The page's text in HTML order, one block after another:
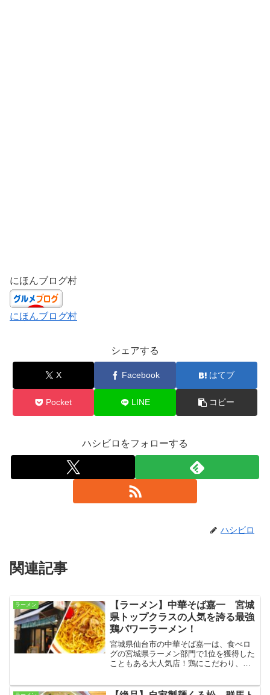
にほんブログ村
にほんブログ村
シェアする
X Facebook はてブ
Pocket LINE コピー
ハシビロをフォローする
ハシビロ
関連記事
ラーメン
【ラーメン】中華そば嘉一 宮城
県トップクラスの人気を誇る最強
鶏パワーラーメン！
宮城県仙台市の中華そば嘉一は、食べロ
グの宮城県ラーメン部門で1位を獲得した
こともある大人気店！鶏にこだわり、旨
存在感強めの麺と相まって素晴らしい味